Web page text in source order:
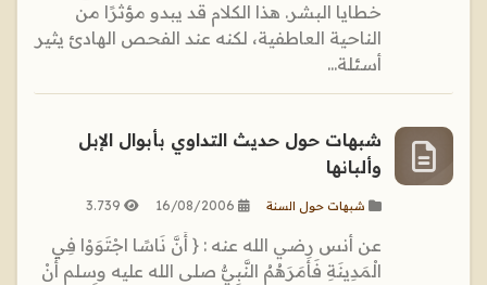
خطايا البشر. هذا الكلام قد يبدو مؤثرًا من
الناحية العاطفية، لكنه عند الفحص الهادئ يثير
أسئلة...
شبهات حول حديث التداوي بأبوال الإبل
وألبانها
شبهات حول السنة 16/08/2006
3.739
عن أنس رضي الله عنه : { أَنَّ نَاسًا اجْتَوَوْا فِي
الْمَدِينَةِ فَأَمَرَهُمُ النَّبِيُّ صلى الله عليه وسلم أَنْ